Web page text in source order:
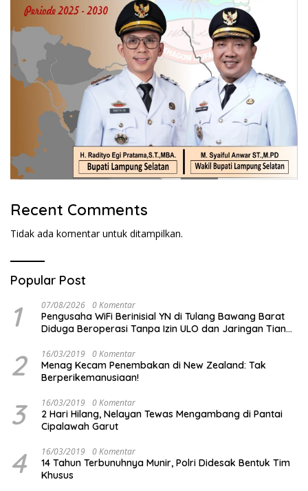
Recent Comments
Tidak ada komentar untuk ditampilkan.
Popular Post
1 07/08/2026 0 Komentar
Pengusaha WiFi Berinisial YN di Tulang Bawang Barat
Diduga Beroperasi Tanpa Izin ULO dan Jaringan Tiang
2 16/03/2019 0 Komentar
Menag Kecam Penembakan di New Zealand: Tak
Berperikemanusiaan!
3 16/03/2019 0 Komentar
2 Hari Hilang, Nelayan Tewas Mengambang di Pantai
Cipalawah Garut
4 16/03/2019 0 Komentar
14 Tahun Terbunuhnya Munir, Polri Didesak Bentuk Tim
Khusus